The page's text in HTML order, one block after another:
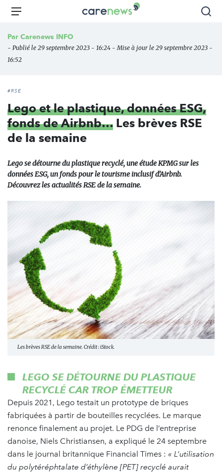
Aller
principal
Carenews,
des
Menu
Par Carenews INFO
- Publié le 29 septembre 2023 - 16:24 - Mise à jour le 29 septembre 2023 -
16:52
#RSE
Lego et le plastique, données ESG,
fonds de Airbnb… Les brèves RSE
de la semaine
Lego se détourne du plastique recyclé, une étude KPMG sur les
données ESG, un fonds pour le tourisme inclusif d’Airbnb.
Découvrez les actualités RSE de la semaine.
Les brèves RSE de la semaine. Crédit : iStock.
LEGO SE DÉTOURNE DU PLASTIQUE
RECYCLÉ CAR TROP ÉMETTEUR
Depuis 2021, Lego testait un prototype de briques
fabriquées à partir de bouteilles recyclées. Le marque
renonce finalement au projet. Le PDG de l’entreprise
danoise, Niels Christiansen, a expliqué le 24 septembre
dans le journal britannique Financial Times : « L’utilisation
du polytéréphtalate d’éthylène [PET] recyclé aurait